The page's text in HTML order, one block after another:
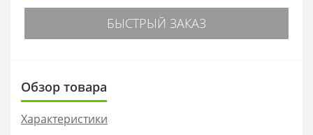
БЫСТРЫЙ ЗАКАЗ
Обзор товара
Характеристики